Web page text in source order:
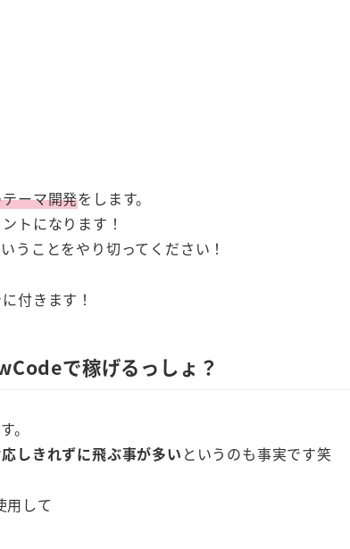
ーマ開発をします。
トになります！
うことをやり切ってください！
付きます！
で稼げるっしょ？
。
しきれずに飛ぶ事が多い というのも事実です笑
用して